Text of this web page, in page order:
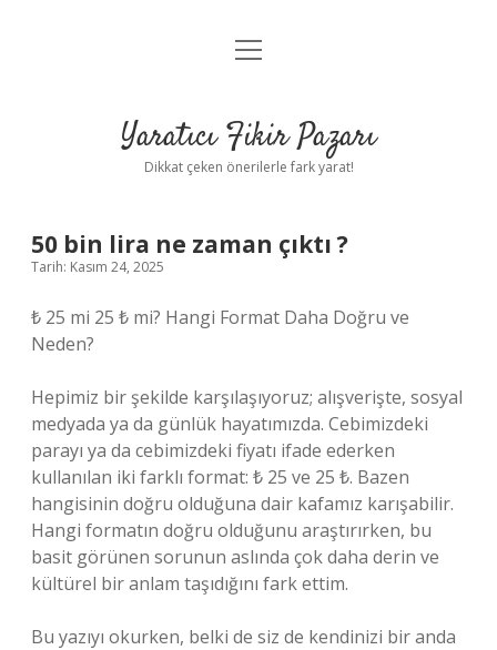
Anasayfa
Yasal Uyarı
menüyü
Yaratıcı Fikir Pazarı
Dikkat çeken önerilerle fark yarat!
50 bin lira ne zaman çıktı ?
Tarih: Kasım 24, 2025
₺ 25 mi 25 ₺ mi? Hangi Format Daha Doğru ve
Neden?
Hepimiz bir şekilde karşılaşıyoruz; alışverişte, sosyal
medyada ya da günlük hayatımızda. Cebimizdeki
parayı ya da cebimizdeki fiyatı ifade ederken
kullanılan iki farklı format: ₺ 25 ve 25 ₺. Bazen
hangisinin doğru olduğuna dair kafamız karışabilir.
Hangi formatın doğru olduğunu araştırırken, bu
basit görünen sorunun aslında çok daha derin ve
kültürel bir anlam taşıdığını fark ettim.
Bu yazıyı okurken, belki de siz de kendinizi bir anda